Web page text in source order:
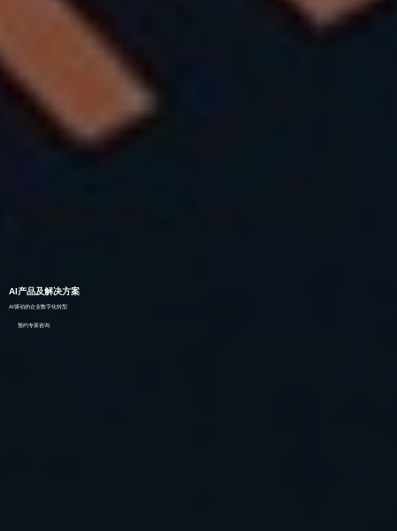
AI产品及解决方案
AI驱动的企业数字化转型
预约专家咨询